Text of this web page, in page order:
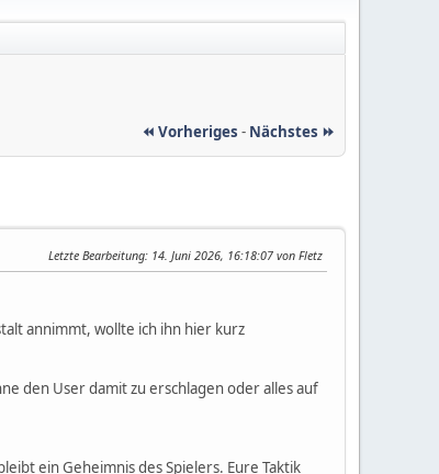
⏪ Vorheriges - Nächstes ⏩
Letzte Bearbeitung: 14. Juni 2026, 16:18:07 von Fletz
annimmt, wollte ich ihn hier kurz
den User damit zu erschlagen oder alles auf
ein Geheimnis des Spielers. Eure Taktik